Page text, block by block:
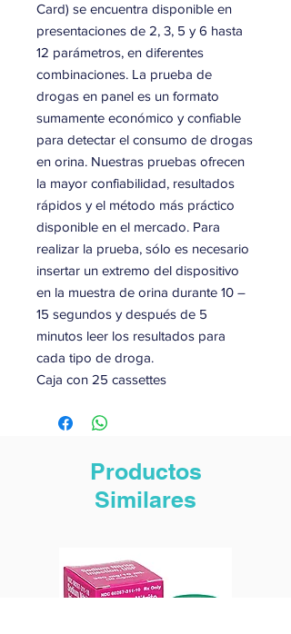
Card) se encuentra disponible en
presentaciones de 2, 3, 5 y 6 hasta
12 parámetros, en diferentes
combinaciones. La prueba de
drogas en panel es un formato
sumamente económico y confiable
para detectar el consumo de drogas
en orina. Nuestras pruebas ofrecen
la mayor confiabilidad, resultados
rápidos y el método más práctico
disponible en el mercado. Para
realizar la prueba, sólo es necesario
insertar un extremo del dispositivo
en la muestra de orina durante 10 –
15 segundos y después de 5
minutos leer los resultados para
cada tipo de droga.
Caja con 25 cassettes
Productos
Similares